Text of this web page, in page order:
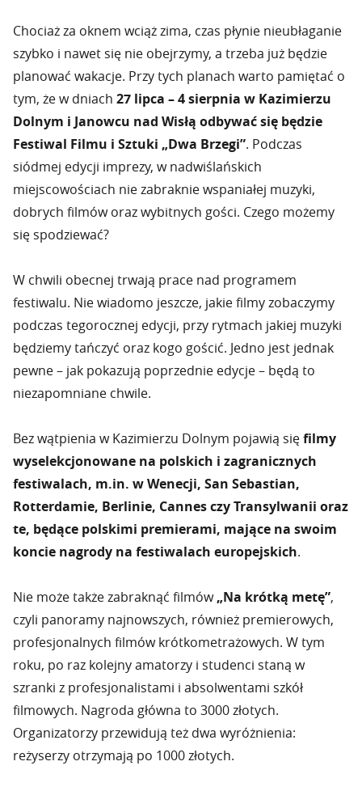
Chociaż za oknem wciąż zima, czas płynie nieubłaganie
szybko i nawet się nie obejrzymy, a trzeba już będzie
planować wakacje. Przy tych planach warto pamiętać o
tym, że w dniach 27 lipca – 4 sierpnia w Kazimierzu
Dolnym i Janowcu nad Wisłą odbywać się będzie
Festiwal Filmu i Sztuki „Dwa Brzegi”. Podczas
siódmej edycji imprezy, w nadwiślańskich
miejscowościach nie zabraknie wspaniałej muzyki,
dobrych filmów oraz wybitnych gości. Czego możemy
się spodziewać?
W chwili obecnej trwają prace nad programem
festiwalu. Nie wiadomo jeszcze, jakie filmy zobaczymy
podczas tegorocznej edycji, przy rytmach jakiej muzyki
będziemy tańczyć oraz kogo gościć. Jedno jest jednak
pewne – jak pokazują poprzednie edycje – będą to
niezapomniane chwile.
Bez wątpienia w Kazimierzu Dolnym pojawią sięfilmy
wyselekcjonowane na polskich i zagranicznych
festiwalach, m.in. w Wenecji, San Sebastian,
Rotterdamie, Berlinie, Cannes czy Transylwanii oraz
te, będące polskimi premierami, mające na swoim
koncie nagrody na festiwalach europejskich.
Nie może także zabraknąć filmów„Na krótką metę”,
czyli panoramy najnowszych, również premierowych,
profesjonalnych filmów krótkometrażowych. W tym
roku, po raz kolejny amatorzy i studenci staną w
szranki z profesjonalistami i absolwentami szkół
filmowych. Nagroda główna to 3000 złotych.
Organizatorzy przewidują też dwa wyróżnienia:
reżyserzy otrzymają po 1000 złotych.